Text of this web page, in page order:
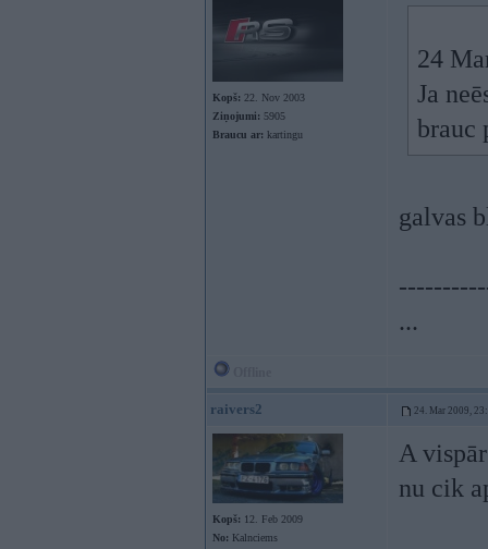
Kopš: 22. Nov 2003
Ziņojumi: 5905
Braucu ar: kartingu
24
Ja
galvas
...
raivers2 24. Mar 2009,
Kopš: 12. Feb 2009
No: Kalnciems
A
nu cik